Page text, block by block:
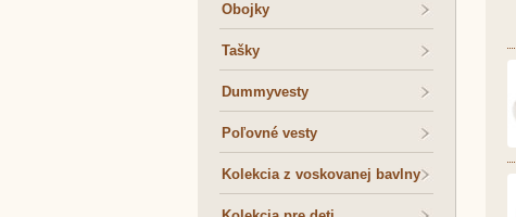
Obojky
Tašky
Dummyvesty
Poľovné vesty
Kolekcia z voskovanej bavlny